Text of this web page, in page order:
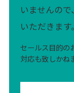
いませんの
いただきます。
セールス目的の
対応も致しかね